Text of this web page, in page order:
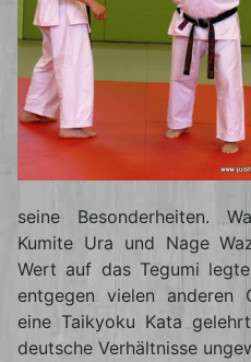
seine Besonderheiten.
Kumite Ura und Nage
Wert auf das Tegumi
entgegen vielen anderen
eine Taikyoku Kata
deutsche Verhältnisse